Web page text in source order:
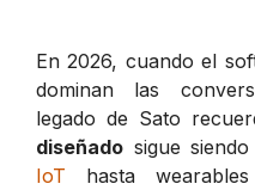
En 2026, cuando el
dominan las
legado de Sato
diseñado sigue
IoT hasta